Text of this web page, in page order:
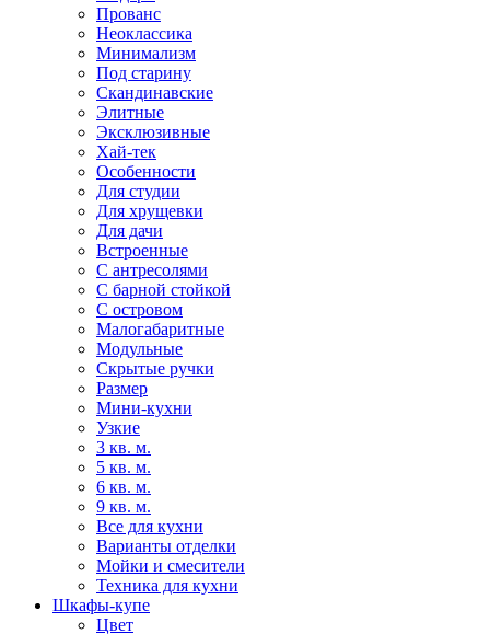
Прованс
Неоклассика
Минимализм
Под старину
Скандинавские
Элитные
Эксклюзивные
Хай-тек
Особенности
Для студии
Для хрущевки
Для дачи
Встроенные
С антресолями
С барной стойкой
С островом
Малогабаритные
Модульные
Скрытые ручки
Размер
Мини-кухни
Узкие
3 кв. м.
5 кв. м.
6 кв. м.
9 кв. м.
Все для кухни
Варианты отделки
Мойки и смесители
Техника для кухни
Шкафы-купе
Цвет